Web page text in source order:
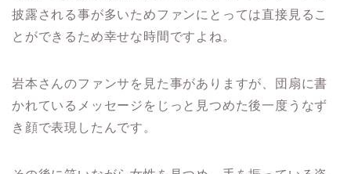
披露される事が多いためファンにとっては直接見るこ
とができるため幸せな時間ですよね。
岩本さんのファンサを見た事がありますが、団扇に書
かれているメッセージをじっと見つめた後一度うなず
き顔で表現したんです。